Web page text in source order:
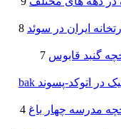
ایران در سوئد 8
گنبد قابوس 7
فعال یا غیر فعال کردن ذخیره اتوماتیک در اتوکد-پسوند bak
مدرسه چهار باغ 4